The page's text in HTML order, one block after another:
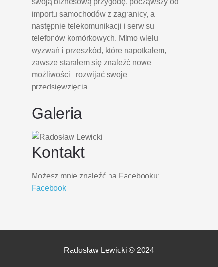
importu samochodów z zagranicy, a
następnie telekomunikacji i serwisu
telefonów komórkowych. Mimo wielu
wyzwań i przeszkód, które napotkałem,
zawsze starałem się znaleźć nowe
możliwości i rozwijać swoje
przedsięwzięcia.
Galeria
Kontakt
Możesz mnie znaleźć na Facebooku:
Facebook
Radosław Lewicki © 2024